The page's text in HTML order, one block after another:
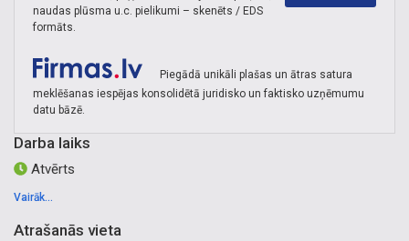
naudas plūsma u.c. pielikumi – skenēts / EDS
formāts.
Piegādā unikāli plašas un ātras satura
meklēšanas iespējas konsolidētā juridisko un faktisko uzņēmumu
datu bāzē.
Darba laiks
Atvērts
Vairāk...
Atrašanās vieta